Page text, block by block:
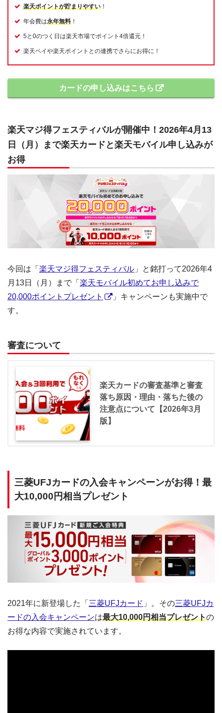
楽天ポイントが貯まりやすい ！
年会費は永年無料 ！
5と0のつく日は楽天市場でポイント4倍還元！
楽天ペイや楽天ポイントとの連携でさらにお得に！
カードの申し込みはこちら
楽天マジ得フェスティバルが開催中！2026年4月13
日（月）まで楽天カードと楽天モバイル申し込みが
お得
今回は「 楽天マジ得フェスティバル 」と銘打って2026年4
月13日（月）まで「 楽天モバイル初めてお申し込みで
20,000ポイントプレゼント
」キャンペーンも実施中で
す。
審査について
楽天カードの審査基準と審査
落ち原因・理由・落ちた後の
注意点について【2026年3月
版】
三菱UFJカードの入会キャンペーンがお得！最
大10,000円相当プレゼント
2021年に新登場した「 三菱UFJカード 」。その三菱UFJカ
ードの入会キャンペーンは最大10,000円相当プレゼントの
お得な内容で実施されています。